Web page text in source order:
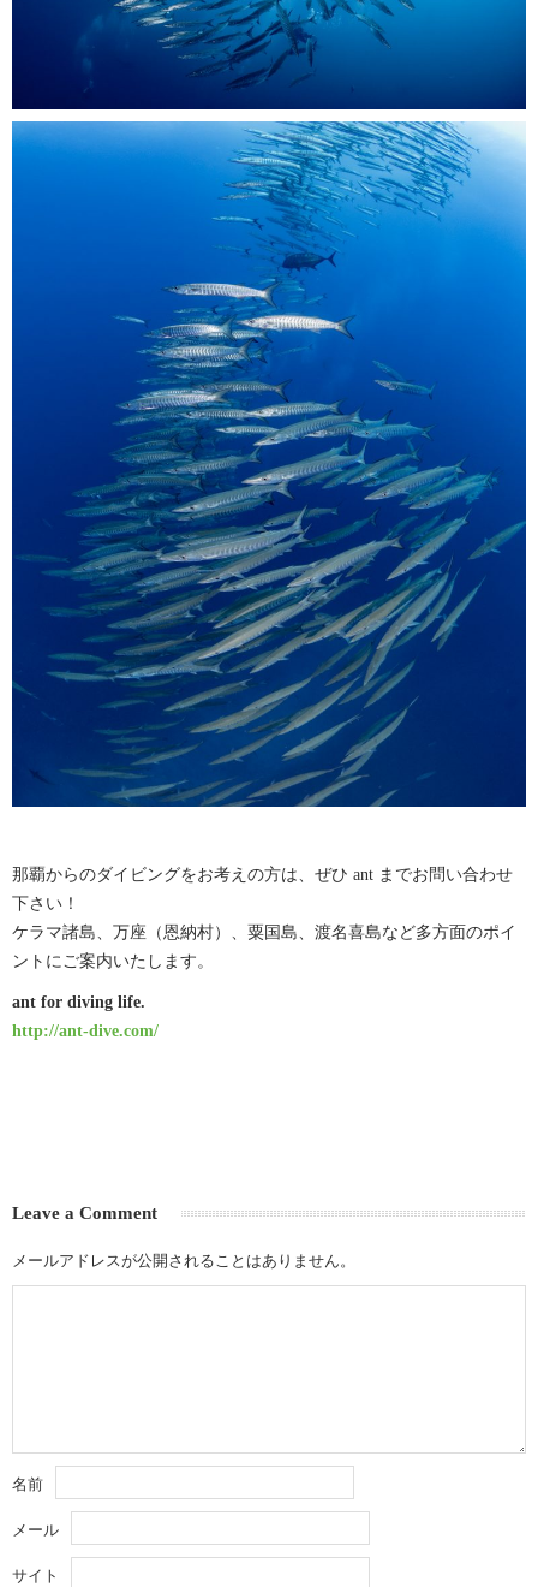
那覇からのダイビングをお考えの方は、ぜひ ant までお問い合わせ
下さい！
ケラマ諸島、万座（恩納村）、粟国島、渡名喜島など多方面のポイ
ントにご案内いたします。
ant for diving life.
http://ant-dive.com/
Leave a Comment
メールアドレスが公開されることはありません。
名前
メール
サイト